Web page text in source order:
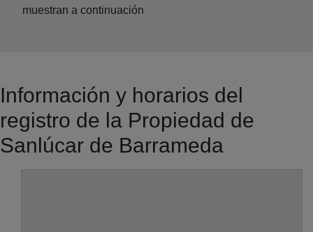
muestran a continuación
Información y horarios del
registro de la Propiedad de
Sanlúcar de Barrameda